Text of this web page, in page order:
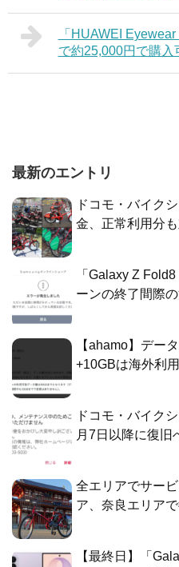
「HUAWEI
で約25,000円で購入
最新のエントリ
ドコモ・バイク
金、正常利用分
「Galaxy Z
ーンの終了間際
【ahamo】デー
+10GBは海外利
ドコモ・バイク
月7日以降に復旧
全エリアでサー
ア、奈良エリアで
【最終日】「